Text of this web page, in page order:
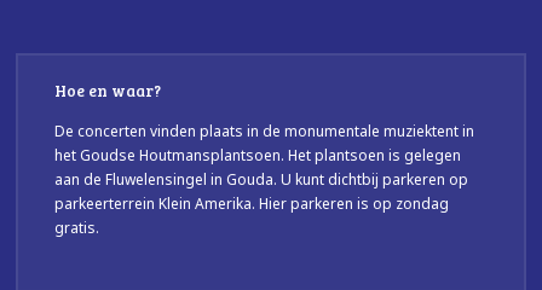
Hoe en waar?
De concerten vinden plaats in de monumentale muziektent in
het Goudse Houtmansplantsoen. Het plantsoen is gelegen
aan de Fluwelensingel in Gouda. U kunt dichtbij parkeren op
parkeerterrein Klein Amerika. Hier parkeren is op zondag
gratis.